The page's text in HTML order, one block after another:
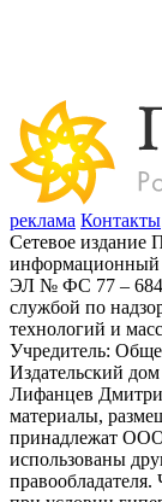
реклама Контакты
Сетевое
информационный
ЭЛ № ФС 77 –
службой по
технологий и
Учредитель:
Издательский
Лифанцев
материалы,
принадлежат
использованы